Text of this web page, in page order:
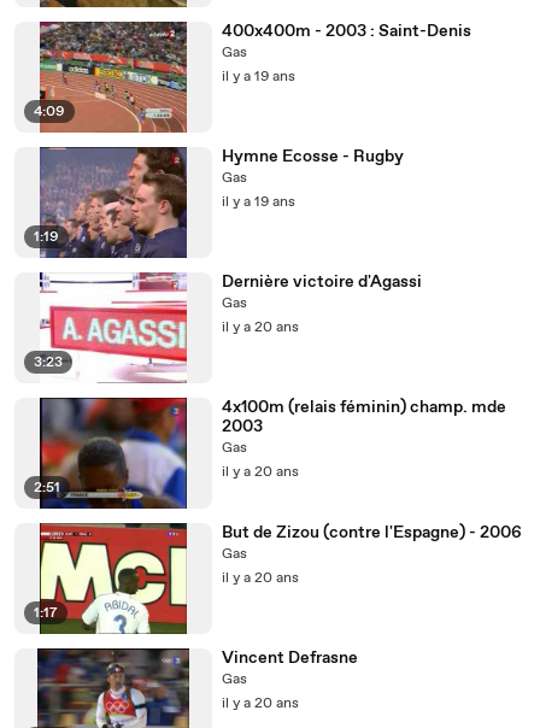
4:09
400x400m - 2003 : Saint-Denis
Gas
il y a 19 ans
1:19
Hymne Ecosse - Rugby
Gas
il y a 19 ans
3:23
Dernière victoire d'Agassi
Gas
il y a 20 ans
2:51
4x100m (relais féminin) champ. mde
2003
Gas
il y a 20 ans
1:17
But de Zizou (contre l'Espagne) - 2006
Gas
il y a 20 ans
Vincent Defrasne
Gas
il y a 20 ans